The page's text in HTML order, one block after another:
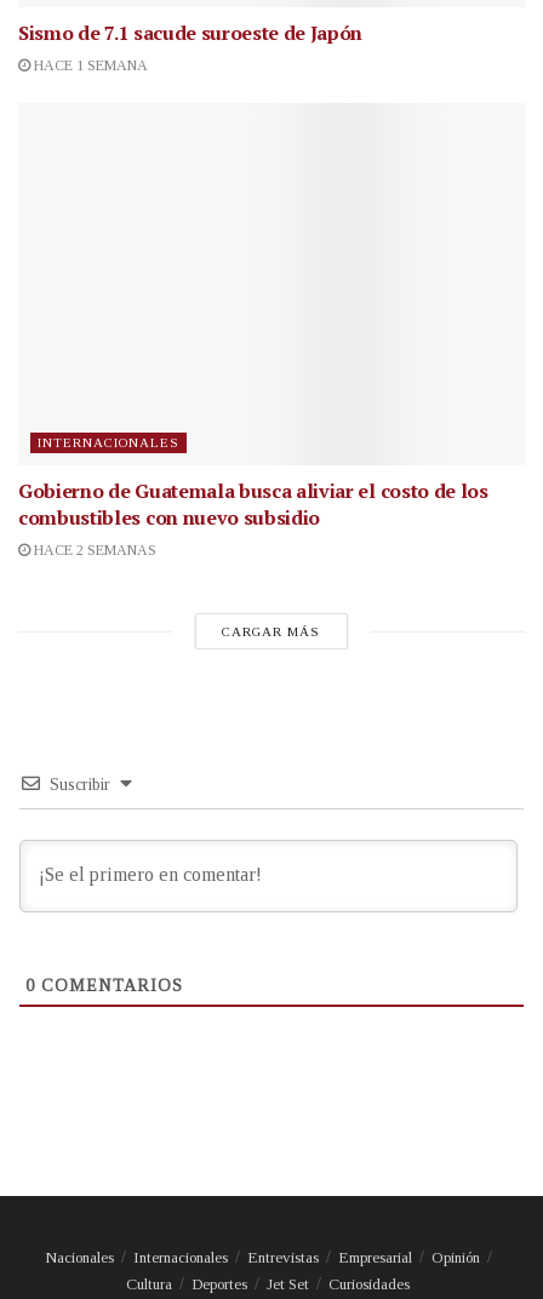
Sismo de 7.1 sacude suroeste de Japón
HACE 1 SEMANA
INTERNACIONALES
Gobierno de Guatemala busca aliviar el costo de los
combustibles con nuevo subsidio
HACE 2 SEMANAS
CARGAR MÁS
Suscribir
0 COMENTARIOS
Nacionales Internacionales Entrevistas Empresarial
Opinión
Cultura
Deportes Jet Set Curiosidades